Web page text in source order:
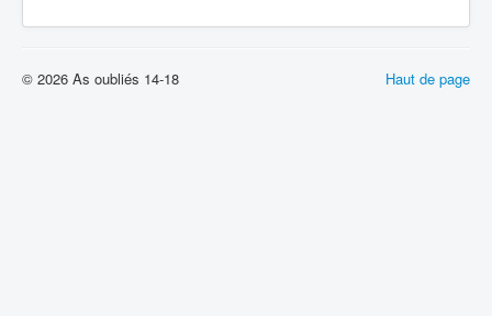
Haut de page
© 2026 As oubliés 14-18